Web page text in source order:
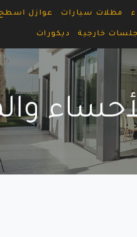
مظلات سيارات عوازل
جلسات خارجية ديكورات